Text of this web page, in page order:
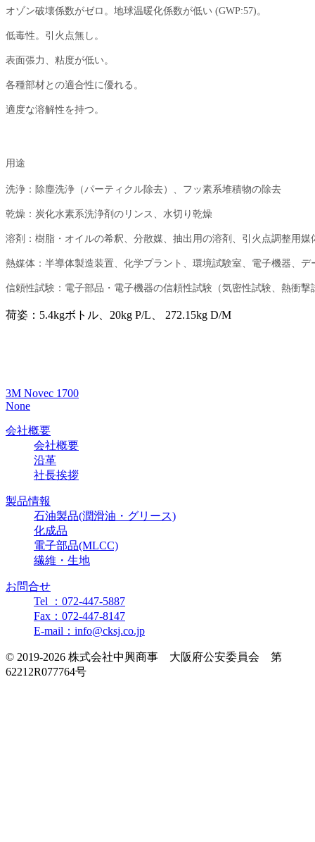
オゾン破壊係数がゼロ。地球温暖化係数が低い (GWP:57)。
低毒性。引火点無し。
表面張力、粘度が低い。
各種部材との適合性に優れる。
適度な溶解性を持つ。
用途
洗浄：除塵洗浄（パーティクル除去）、フッ素系堆積物の除去
乾燥：炭化水素系洗浄剤のリンス、水切り乾燥
溶剤：樹脂・オイルの希釈、分散媒、抽出用の溶剤、引火点調整用媒
熱媒体：半導体製造装置、化学プラント、環境試験室、電子機器、
信頼性試験：電子部品・電子機器の信頼性試験（気密性試験、熱衝
荷姿：5.4kgボトル、20kg P/L、 272.15kg D/M
3M Novec 1700
None
会社概要
会社概要
沿革
社長挨拶
製品情報
石油製品(潤滑油・グリース)
化成品
電子部品(MLCC)
繊維・生地
お問合せ
Tel ：072-447-5887
Fax：072-447-8147
E-mail：info@cksj.co.jp
© 2019-2026 株式会社中興商事 大阪府公安委員会 第
62212R077764号